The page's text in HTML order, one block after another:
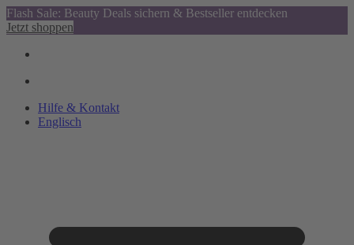
Flash Sale: Beauty Deals sichern & Bestseller entdecken
Jetzt shoppen
Hilfe & Kontakt
Englisch